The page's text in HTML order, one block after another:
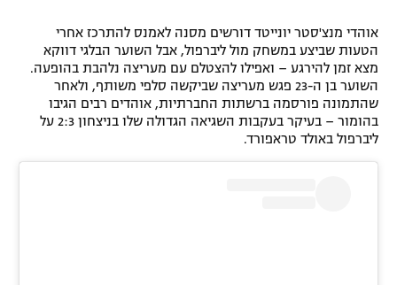
תקנון עבור פעילות אלקטרה
תקנון עבור פעילות ספורט 1 – "מרלן"
גיימינג E-Sports
תנאי שימוש
פוטבול אמריקאי NFL
בייסבול MLB
ספורט אתגרי ואקסטרים
אומנויות לחימה
אוהדי מנצ'סטר יונייטד דורשים מסנה לאמנס להתרכז אחרי
הטעות שביצע במשחק מול ליברפול, אבל השוער הבלגי דווקא
מצא זמן להירגע – ואפילו להצטלם עם מעריצה נלהבת בהופעה.
השוער בן ה-23 פגש מעריצה שביקשה סלפי משותף, ולאחר
שהתמונה פורסמה ברשתות החברתיות, אוהדים רבים הגיבו
בהומור – בעיקר בעקבות השגיאה הגדולה שלו בניצחון 2:3 על
ליברפול באולד טראפורד.